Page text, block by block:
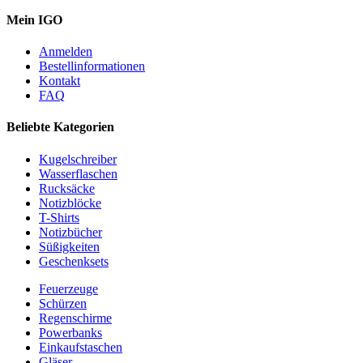
Mein IGO
Anmelden
Bestellinformationen
Kontakt
FAQ
Beliebte Kategorien
Kugelschreiber
Wasserflaschen
Rucksäcke
Notizblöcke
T-Shirts
Notizbücher
Süßigkeiten
Geschenksets
Feuerzeuge
Schürzen
Regenschirme
Powerbanks
Einkaufstaschen